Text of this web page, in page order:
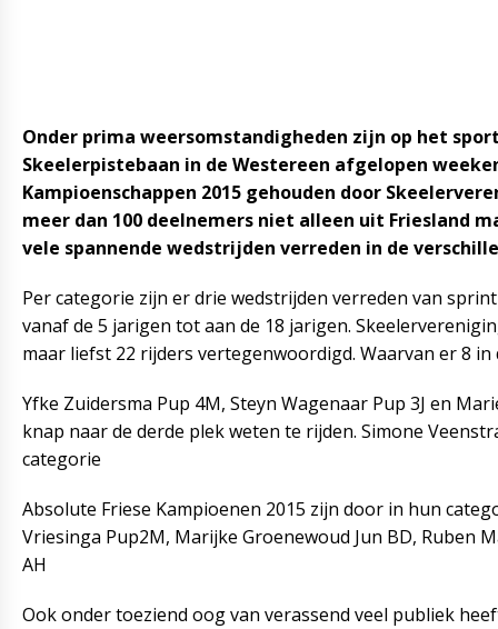
Onder prima weersomstandigheden zijn op het
Skeelerpistebaan in de Westereen afgelopen
Kampioenschappen 2015 gehouden door
meer dan 100 deelnemers niet alleen uit Friesland
vele spannende wedstrijden verreden in de
Per categorie zijn er drie wedstrijden verreden van
vanaf de 5 jarigen tot aan de 18 jarigen.
maar liefst 22 rijders vertegenwoordigd. Waarvan er 8
Yfke Zuidersma Pup 4M, Steyn Wagenaar Pup 3J en
knap naar de derde plek weten te rijden. Simone
categorie
Absolute Friese Kampioenen 2015 zijn door in hun
Vriesinga Pup2M, Marijke Groenewoud Jun BD, Ruben
AH
Ook onder toeziend oog van verassend veel publiek